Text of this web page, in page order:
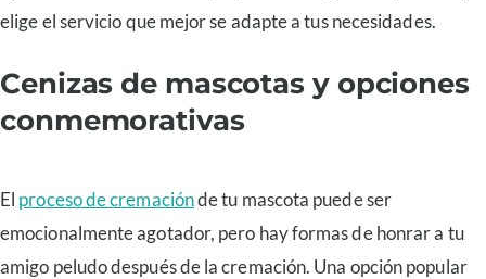
elige el servicio que mejor se adapte a tus necesidades.
Cenizas de mascotas y opciones
conmemorativas
El proceso de cremaciónde tu mascota puede ser
emocionalmente agotador, pero hay formas de honrar a tu
amigo peludo después de la cremación. Una opción popular